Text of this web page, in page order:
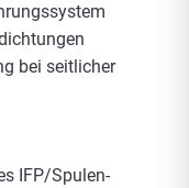
bei seitlicher
IFP/Spulen-